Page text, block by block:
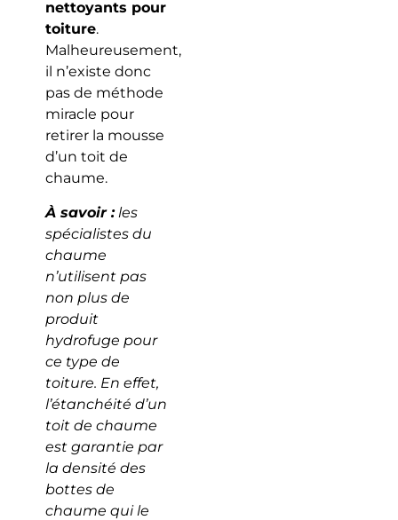
nettoyants pour
toiture.
Malheureusement,
il n’existe donc
pas de méthode
miracle pour
retirer la mousse
d’un toit de
chaume.
À savoir :les
spécialistes du
chaume
n’utilisent pas
non plus de
produit
hydrofuge pour
ce type de
toiture. En effet,
l’étanchéité d’un
toit de chaume
est garantie par
la densité des
bottes de
chaume qui le